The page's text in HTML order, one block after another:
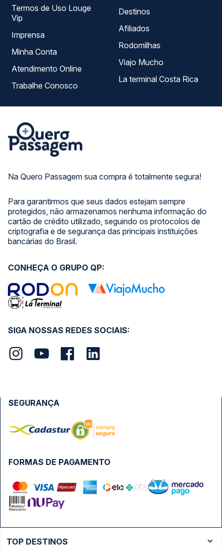
Na Quero Passagem sua compra é totalmente segura!
Para garantirmos que seus dados estejam sempre
protegidos, não armazenamos nenhuma informação do
cartão de crédito utilizado, seguindo os protocolos de
criptografia e de segurança das principais instituições
bancárias do Brasil.
Termos de Uso Louge
Vip
Imprensa
Minha Conta
Atendimento Online
Trabalhe Conosco
Destinos
Afiliados
Rodomilhas
Viajo Mucho
La terminal Costa Rica
SIGA NOSSAS REDES SOCIAIS:
CONHEÇA O GRUPO QP:
FORMAS DE PAGAMENTO
SEGURANÇA
TOP DESTINOS